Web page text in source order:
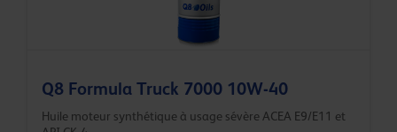
Q8 Formula Truck 7000 10W-40
Huile moteur synthétique à usage sévère ACEA E9/E11 et